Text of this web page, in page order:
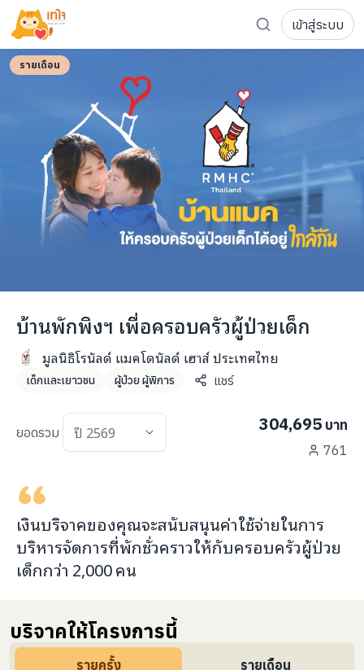
รู้จักเทใจ
โครงการ
ความเคลื่อนไหว
การลดหย่อนภาษี
แฟนคลับศิลปิน
FAQ ผู้บริจาค
เจ้าของโครงการ
ส่งโครงการ
FAQ เจ้าของโครงการ
info@taejai.com
นโยบายความเป็นส่วนตัว
นโยบายการใช้งานคุกกี้
เข้าสู่ระบบ
รายเดือน
บ้านพักพิงฯ เพื่อครอบครัวผู้ป่วยเด็ก
มูลนิธิโรนัลด์ แมคโดนัลด์ เฮาส์ ประเทศไทย
เด็กและเยาวชน ผู้ป่วย ผู้พิการ แชร์
ยอดรวม
ปี 2569
,
304,695 บาท
761
เงินบริจาคของคุณจะสนับสนุนค่าใช้จ่ายในการ
บริหารจัดการที่พักชั่วคราวให้กับครอบครัวผู้ป่วย
เด็กกว่า 2,000คน
บริจาคให้โครงการนี้
รายครั้ง รายเดือน
กว่า